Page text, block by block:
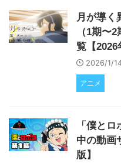
月が導く
（1期〜
覧【2026
2026/1/
アニメ
「僕と
中の動画
版】